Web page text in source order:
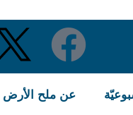
عن ملح الأرض